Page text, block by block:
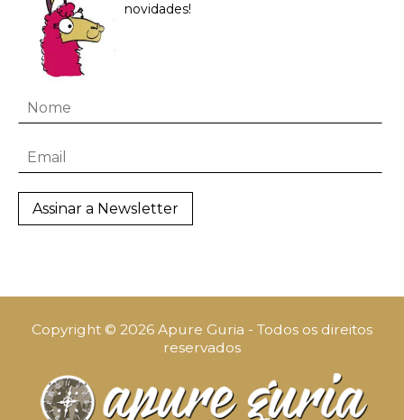
novidades!
Copyright © 2026 Apure Guria - Todos os direitos
reservados